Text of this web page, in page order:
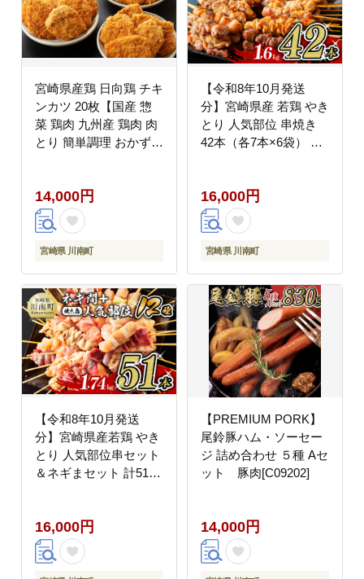
宮崎県産鶏 日向鶏 チキ
ンカツ 20枚【国産 惣
菜 鶏肉 九州産 鶏肉 肉
とり 簡単調理 おかず
14,000円
宮崎県 川南町
【令和8年10月発送
分】宮崎県産 若鶏 やき
とり 人気部位 串焼き
42本（各7本×6袋） 肉
肉焼鳥鶏肉やきとり鶏
肉BBQ鶏肉バーベキュ
ー [D07804r810]
16,000円
宮崎県 川南町
【令和8年10月発送
分】宮崎県産若鶏 やき
とり 人気部位串セット
＆ネギまセット 計51本
鶏肉焼鳥鶏肉やきとり
鶏肉BBQ鶏肉バーベキ
ュー [D07805r810]
16,000円
【PREMIUM PORK】
尾鈴豚ハム・ソーセー
ジ 詰め合わせ ５種 Aセ
ット 豚肉[C09202]
14,000円